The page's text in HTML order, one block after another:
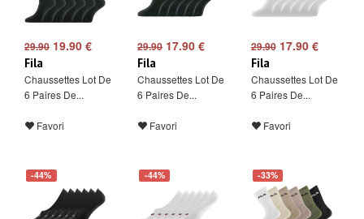
29.90 19.90 €
Fila
Chaussettes Lot De
6 Paires De...
Favori
29.9017.90 €
Fila
Chaussettes Lot De
6 Paires De...
Favori
29.9017.90 €
Fila
Chaussettes Lot De
6 Paires De...
Favori
-44% -44% -33%